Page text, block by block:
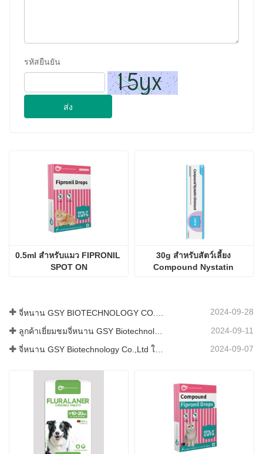
รหัสยืนยัน
ส่ง
0.5ml สำหรับแมว FIPRONIL
SPOT ON
30g สำหรับสัตว์เลี้ยง
Compound Nystatin
2024-09-28
2024-09-11
จี่หนาน GSY Biotechnology Co.,Ltd ในนิทรรศการ Nanjing VIV 2024-09-07